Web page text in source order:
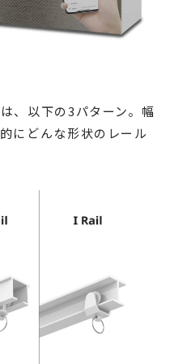
、以下の3パターン。幅
にどんな形状のレール